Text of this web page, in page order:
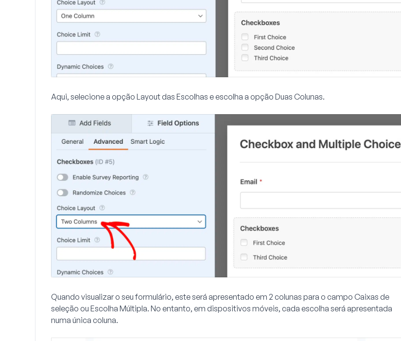
Aqui, selecione a opção Layout das Escolhas e escolha a opção Duas Colunas.
Quando visualizar o seu formulário, este será apresentado em 2 colunas para o campo Caixas de
seleção ou Escolha Múltipla. No entanto, em dispositivos móveis, cada escolha será apresentada
numa única coluna.